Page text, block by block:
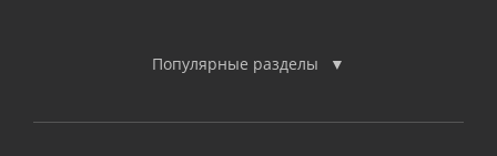
Популярные разделы